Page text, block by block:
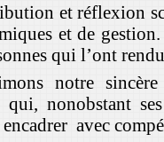
et réflexion
et de
qui l’ont
notre sincère
nonobstant
avec